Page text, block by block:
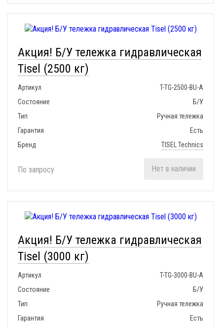
Акция! Б/У тележка гидравлическая
Tisel (2500 кг)
Артикул
T-TG-2500-BU-A
Состояние
Б/У
Тип
Ручная тележка
Гарантия
Есть
Бренд
TISEL Technics
По запросу Нет в наличии
Акция! Б/У тележка гидравлическая
Tisel (3000 кг)
Артикул
T-TG-3000-BU-A
Состояние
Б/У
Тип
Ручная тележка
Гарантия
Есть